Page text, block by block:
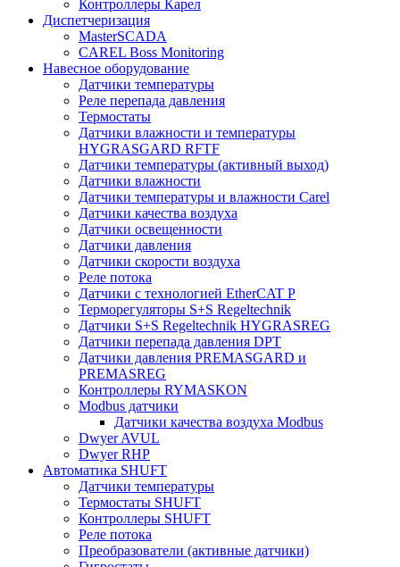
Контроллеры Карел
Диспетчеризация
MasterSCADA
CAREL Boss Monitoring
Навесное оборудование
Датчики температуры
Реле перепада давления
Термостаты
Датчики влажности и температуры
HYGRASGARD RFTF
Датчики температуры (активный выход)
Датчики влажности
Датчики температуры и влажности Carel
Датчики качества воздуха
Датчики освещенности
Датчики давления
Датчики скорости воздуха
Реле потока
Датчики с технологией EtherCAT P
Терморегуляторы S+S Regeltechnik
Датчики S+S Regeltechnik HYGRASREG
Датчики перепада давления DPT
Датчики давления PREMASGARD и
PREMASREG
Контроллеры RYMASKON
Modbus датчики
Датчики качества воздуха Modbus
Dwyer AVUL
Dwyer RHP
Автоматика SHUFT
Датчики температуры
Термостаты SHUFT
Контроллеры SHUFT
Реле потока
Преобразователи (активные датчики)